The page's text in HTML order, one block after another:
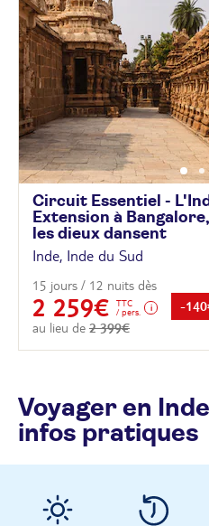
Circuit Essentiel -
Extension à
les dieux dansent
Inde, Inde du Sud
15 jours / 12 nuits dès
2 259€
TTC
/ pers.
au lieu de 2 399€
-
Voyager en
infos pratiques